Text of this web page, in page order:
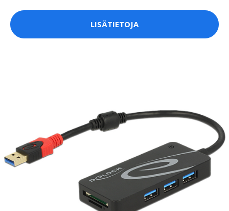
LISÄTIETOJA